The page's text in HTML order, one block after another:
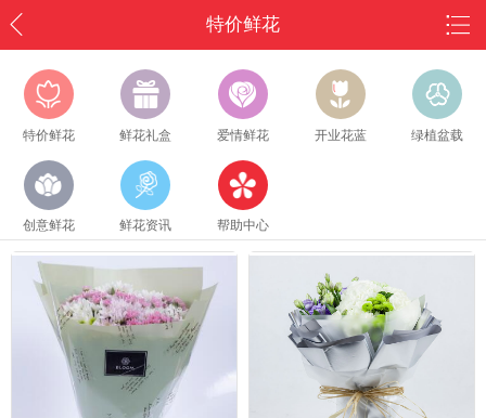
特价鲜花
特价鲜花 鲜花礼盒 爱情鲜花 开业花蓝 绿植盆载
创意鲜花 鲜花资讯 帮助中心